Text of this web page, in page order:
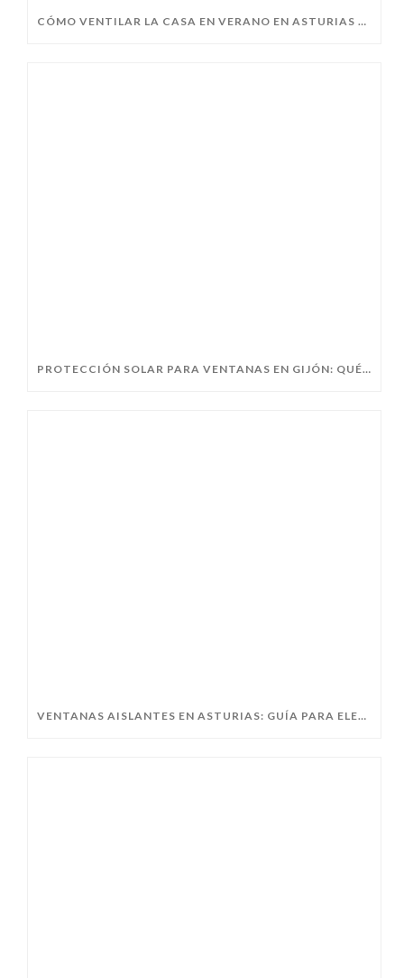
CÓMO VENTILAR LA CASA EN VERANO EN ASTURIAS SIN PERDER CONFORT
PROTECCIÓN SOLAR PARA VENTANAS EN GIJÓN: QUÉ ELEGIR ANTES DEL VERANO
VENTANAS AISLANTES EN ASTURIAS: GUÍA PARA ELEGIR BIEN